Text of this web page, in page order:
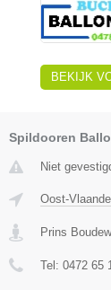
BEKIJK
Spildooren
Niet
Oost-
Prins
Tel: 0472 65